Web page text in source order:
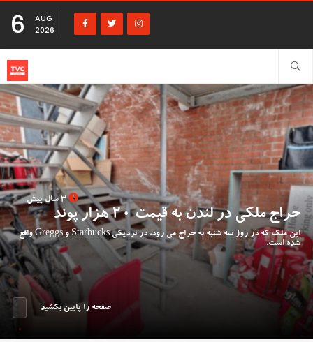
6
AUG
2026
3 سال پیش
حراج ملکی در لندن به قیمت 20 هزار پوند
این ملک که در روز سه شنبه به حراج می رود، در نزدیکی Starbucks و Greggs واقع
شده است.
صفحه را پایین بکشید